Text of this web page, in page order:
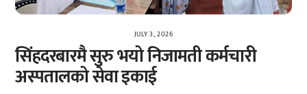
JULY 3, 2026
सिंहदरबारमै सुरु भयो निजामती कर्मचारी
अस्पतालको सेवा इकाई